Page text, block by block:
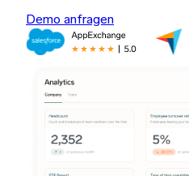
Demo anfragen